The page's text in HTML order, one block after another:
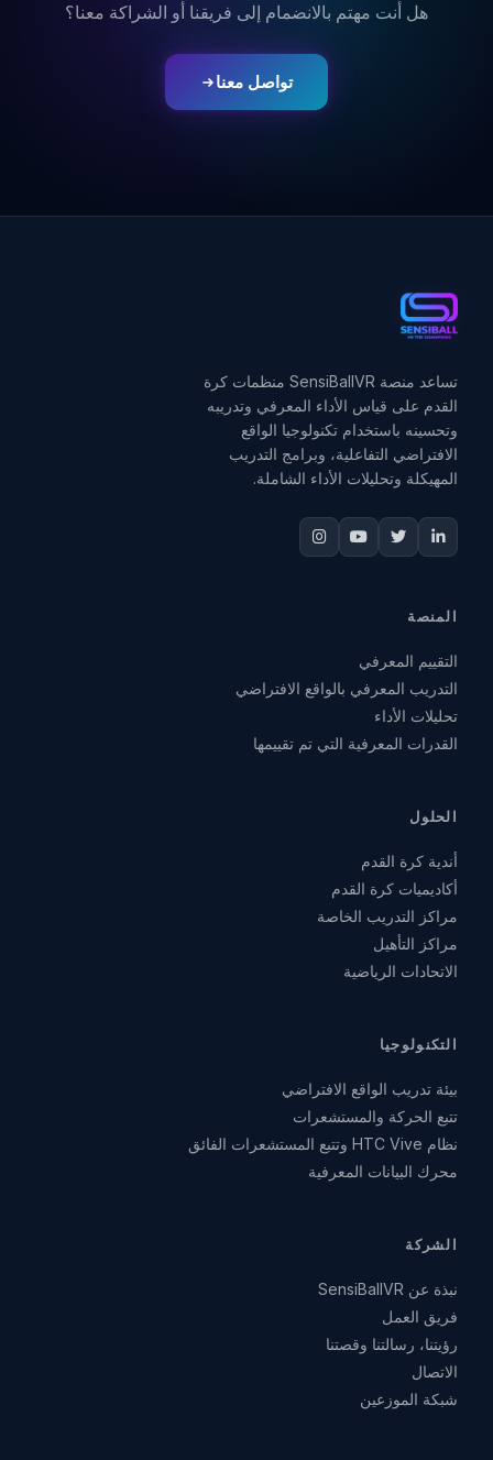
هل أنت مهتم بالانضمام إلى فريقنا أو الشراكة معنا؟
تواصل معنا
تساعد منصة SensiBallVR منظمات كرة
القدم على قياس الأداء المعرفي وتدريبه
وتحسينه باستخدام تكنولوجيا الواقع
الافتراضي التفاعلية، وبرامج التدريب
المهيكلة وتحليلات الأداء الشاملة.
المنصة
التقييم المعرفي
التدريب المعرفي بالواقع الافتراضي
تحليلات الأداء
القدرات المعرفية التي تم تقييمها
الحلول
أندية كرة القدم
أكاديميات كرة القدم
مراكز التدريب الخاصة
مراكز التأهيل
الاتحادات الرياضية
التكنولوجيا
بيئة تدريب الواقع الافتراضي
تتبع الحركة والمستشعرات
نظام HTC Vive وتتبع المستشعرات الفائق
محرك البيانات المعرفية
الشركة
نبذة عن SensiBallVR
فريق العمل
رؤيتنا، رسالتنا وقصتنا
الاتصال
شبكة الموزعين